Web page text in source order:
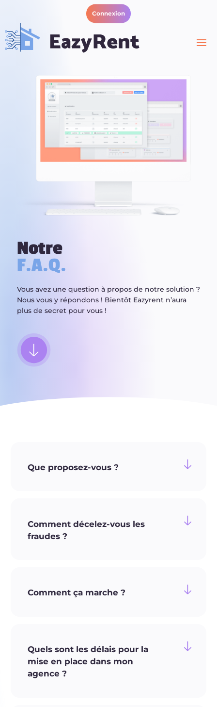
Connexion
Notre
F.A.Q.
Vous avez une question à propos de notre solution ?
Nous vous y répondons ! Bientôt Eazyrent n’aura
plus de secret pour vous !
Que proposez-vous ?
Comment décelez-vous les
fraudes ?
Comment ça marche ?
Quels sont les délais pour la
mise en place dans mon
agence ?